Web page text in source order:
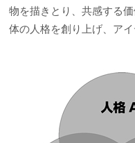
物を描きとり、共感する
体の人格を創り上げ、ア